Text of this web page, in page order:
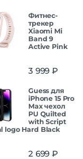
Фитнес-
трекер
Xiaomi Mi
Band 9
Active Pink
3 999 ₽
Guess для
iPhone 15 Pro
Max чехол
PU Quilted
with Script
logo Hard Black
2 699 ₽